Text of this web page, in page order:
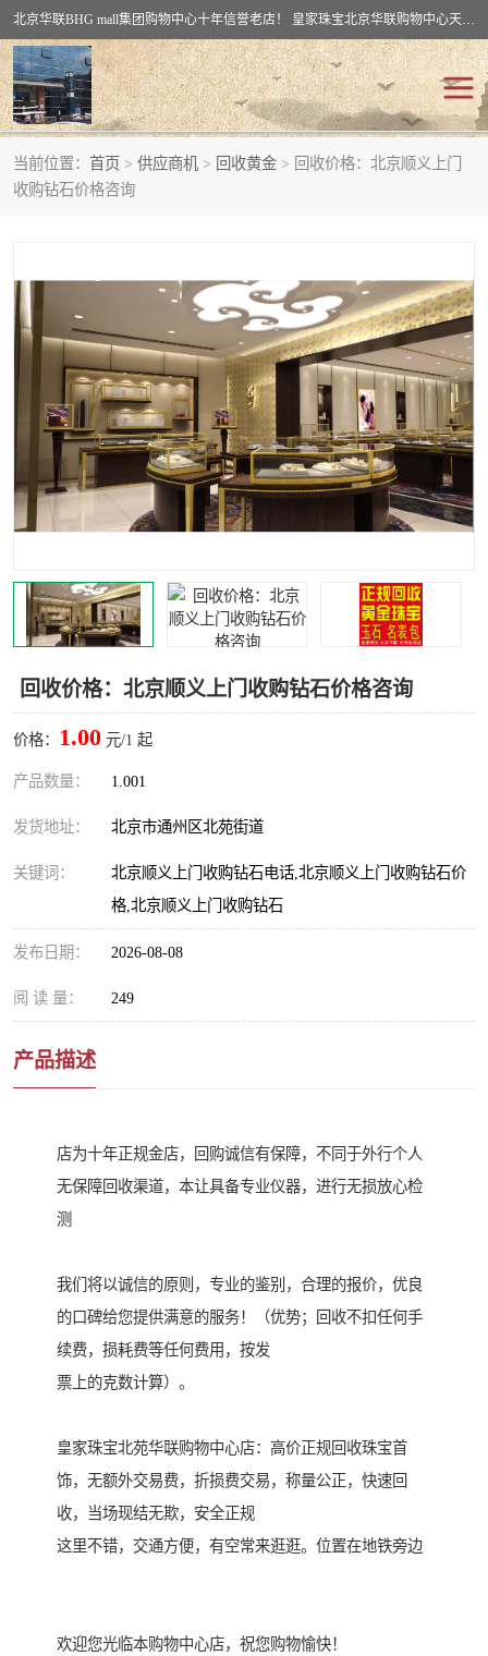
北京华联BHG mall集团购物中心十年信誉老店！ 皇家珠宝北京华联购物中心天时名苑店竭诚欢迎您。 北京市通州区（八通线）通州北苑地铁华联购物中心一层皇家珠宝 北京皇家珠宝通州黄金回收黄金首饰加工店（八通线: 通州北苑地铁华联店）：通州区通州北苑地铁华联购物中心一层皇家珠宝。
当前位置： 首页 > 供应商机 > 回收黄金 > 回收价格：北京顺义上门
收购钻石价格咨询
回收价格：北京顺义上门收购钻石价格咨询
价格： 1.00 元/1 起
产品数量： 1.001
发货地址： 北京市通州区北苑街道
关键词：
北京顺义上门收购钻石电话,北京顺义上门收购钻石价
格,北京顺义上门收购钻石
发布日期： 2026-08-08
阅 读 量： 249
产品描述
店为十年正规金店，回购诚信有保障，不同于外行个人
无保障回收渠道，本让具备专业仪器，进行无损放心检
测
我们将以诚信的原则，专业的鉴别，合理的报价，优良
的口碑给您提供满意的服务！（优势；回收不扣任何手
续费，损耗费等任何费用，按发
票上的克数计算）。
皇家珠宝北苑华联购物中心店：高价正规回收珠宝首
饰，无额外交易费，折损费交易，称量公正，快速回
收，当场现结无欺，安全正规
这里不错，交通方便，有空常来逛逛。位置在地铁旁边
欢迎您光临本购物中心店，祝您购物愉快！
回收黄金
回收翡翠玉石